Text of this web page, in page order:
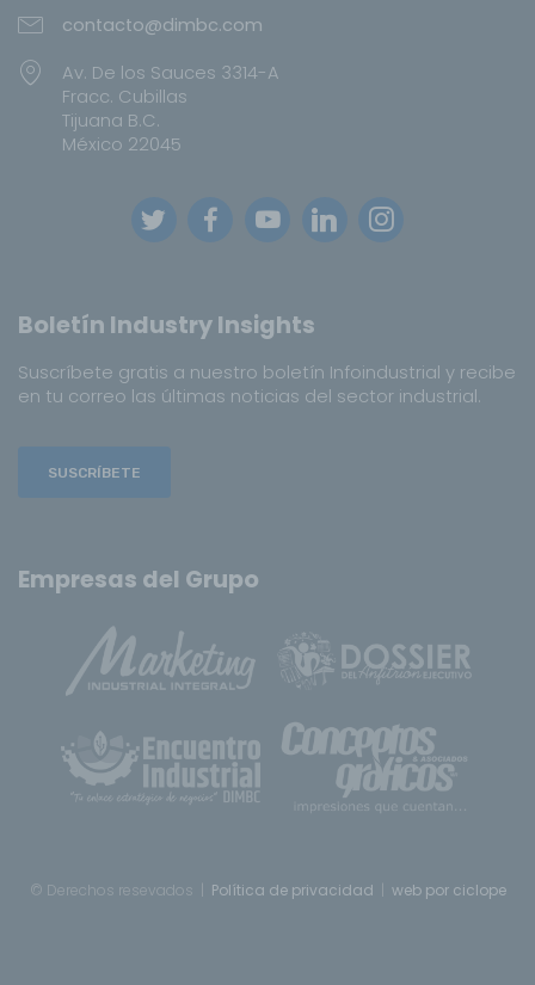
contacto@dimbc.com
Av. De los Sauces 3314-A
Fracc. Cubillas
Tijuana B.C.
México 22045
Boletín Industry Insights
Suscríbete gratis a nuestro boletín Infoindustrial y recibe
en tu correo las últimas noticias del sector industrial.
SUSCRÍBETE
Empresas del Grupo
© Derechos resevados | Política de privacidad web por ciclope